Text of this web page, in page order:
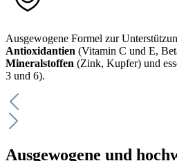
Ausgewogene Formel zur
Antioxidantien (Vitamin C und E,
Mineralstoffen (Zink, Kupfer) und
3 und 6).
Ausgewogene und